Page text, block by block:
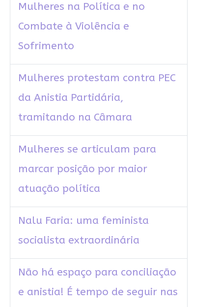
Mulheres na Política e no
Combate à Violência e
Sofrimento
Mulheres protestam contra PEC
da Anistia Partidária,
tramitando na Câmara
Mulheres se articulam para
marcar posição por maior
atuação política
Nalu Faria: uma feminista
socialista extraordinária
Não há espaço para conciliação
e anistia! É tempo de seguir nas